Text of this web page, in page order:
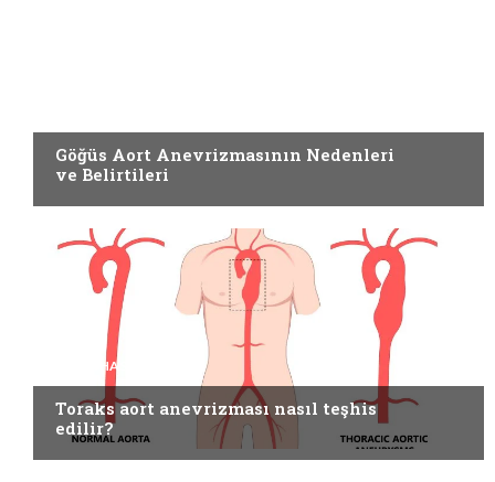
Göğüs Aort Anevrizmasının Nedenleri
ve Belirtileri
DIĞER HASTALIKLAR
Toraks aort anevrizması nasıl teşhis
edilir?